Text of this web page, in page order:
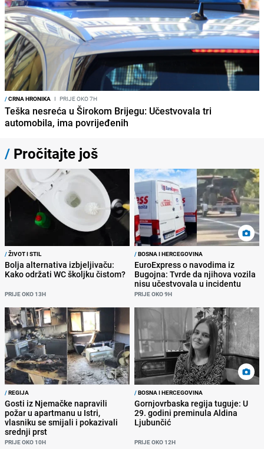
/CRNA HRONIKA I PRIJE OKO 7H
Teška nesreća u Širokom Brijegu: Učestvovala tri
automobila, ima povrijeđenih
/ Pročitajte još
/ŽIVOT I STIL
Bolja alternativa izbjeljivaču:
Kako održati WC školjku čistom?
PRIJE OKO 13H
/BOSNA I HERCEGOVINA
EuroExpress o navodima iz
Bugojna: Tvrde da njihova vozila
nisu učestvovala u incidentu
PRIJE OKO 9H
/REGIJA
Gosti iz Njemačke napravili
požar u apartmanu u Istri,
vlasniku se smijali i pokazivali
srednji prst
PRIJE OKO 10H
/BOSNA I HERCEGOVINA
Gornjovrbaska regija tuguje: U
29. godini preminula Aldina
Ljubunčić
PRIJE OKO 12H